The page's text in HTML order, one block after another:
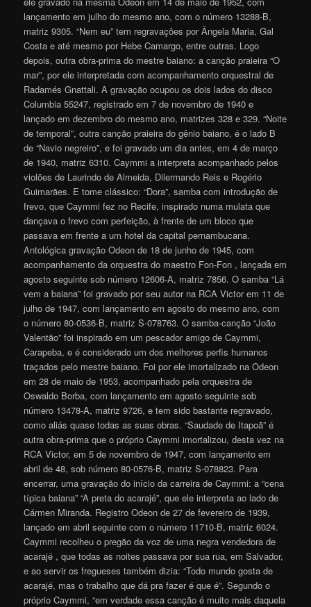
lançamento em julho do mesmo ano, com o número 13288-B,
matriz 9305. “Nem eu” tem regravações por Ângela Maria, Gal
Costa e até mesmo por Hebe Camargo, entre outras. Logo
depois, outra obra-prima do mestre baiano: a canção praieira “O
mar”, por ele interpretada com acompanhamento orquestral de
Radamés Gnattali. A gravação ocupou os dois lados do disco
Columbia 55247, registrado em 7 de novembro de 1940 e
lançado em dezembro do mesmo ano, matrizes 328 e 329. “Noite
de temporal”, outra canção praieira do gênio baiano, é o lado B
de “Navio negreiro”, e foi gravado um dia antes, em 4 de março
de 1940, matriz 6310. Caymmi a interpreta acompanhado pelos
violões de Laurindo de Almeida, Dilermando Reis e Rogério
Guimarães. E tome clássico: “Dora”, samba com introdução de
frevo, que Caymmi fez no Recife, inspirado numa mulata que
dançava o frevo com perfeição, à frente de um bloco que
passava em frente a um hotel da capital pernambucana.
Antológica gravação Odeon de 18 de junho de 1945, com
acompanhamento da orquestra do maestro Fon-Fon , lançada em
agosto seguinte sob número 12606-A, matriz 7856. O samba “Lá
vem a baiana” foi gravado por seu autor na RCA Victor em 11 de
julho de 1947, com lançamento em agosto do mesmo ano, com
o número 80-0536-B, matriz S-078763. O samba-canção “João
Valentão” foi inspirado em um pescador amigo de Caymmi,
Carapeba, e é considerado um dos melhores perfis humanos
traçados pelo mestre baiano. Foi por ele imortalizado na Odeon
em 28 de maio de 1953, acompanhado pela orquestra de
Oswaldo Borba, com lançamento em agosto seguinte sob
número 13478-A, matriz 9726, e tem sido bastante regravado,
como aliás quase todas as suas obras. “Saudade de Itapoã” é
outra obra-prima que o próprio Caymmi imortalizou, desta vez na
RCA Victor, em 5 de novembro de 1947, com lançamento em
abril de 48, sob número 80-0576-B, matriz S-078823. Para
encerrar, uma gravação do início da carreira de Caymmi: a “cena
típica baiana” “A preta do acarajé”, que ele interpreta ao lado de
Cármen Miranda. Registro Odeon de 27 de fevereiro de 1939,
lançado em abril seguinte com o número 11710-B, matriz 6024.
Caymmi recolheu o pregão da voz de uma negra vendedora de
acarajé , que todas as noites passava por sua rua, em Salvador,
e ao servir os fregueses também dizia: “Todo mundo gosta de
acarajé, mas o trabalho que dá pra fazer é que é”. Segundo o
próprio Caymmi, “em verdade essa canção é muito mais daquela